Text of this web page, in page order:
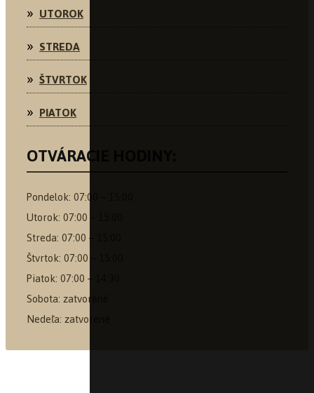
UTOROK
STREDA
ŠTVRTOK
PIATOK
OTVÁRACIE HODINY:
Pondelok: 07:00 – 15:00
Utorok: 07:00 – 15:00
Streda: 07:00 – 15:00
Štvrtok: 07:00 – 15:00
Piatok: 07:00 – 14:30
Sobota: zatvorené
Nedeľa: zatvorené